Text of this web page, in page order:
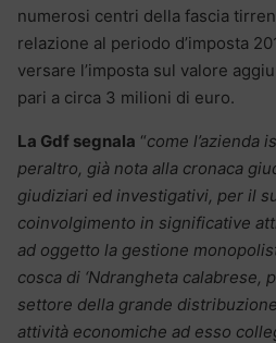
numerosi centri della fascia
relazione al periodo d’imposta
versare l’imposta sul valore
pari a circa 3 milioni di euro.
La Gdf segnala “come l’azienda
peraltro, già nota alla cronaca
giudiziari ed investigativi, per il
coinvolgimento in significative
ad oggetto la gestione
cosca di ‘Ndrangheta calabrese,
settore della grande
attività economiche ad esso